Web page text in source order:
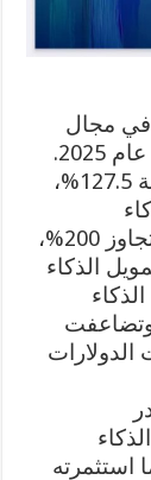
في مجال
الذكاء الاصطناعي بأكثر من الضعف في عام 2025.
وسجل الاستثمار الخاص أسرع نمو بنسبة 127.5%،
الاصطناعي التوليدي هذا الارتفاع، بنمو تجاوز 200%،
الذكاء
حديثاً بنسبة 71%، وتضاعفت
الدولارات
23 ضعف ما استثمرته